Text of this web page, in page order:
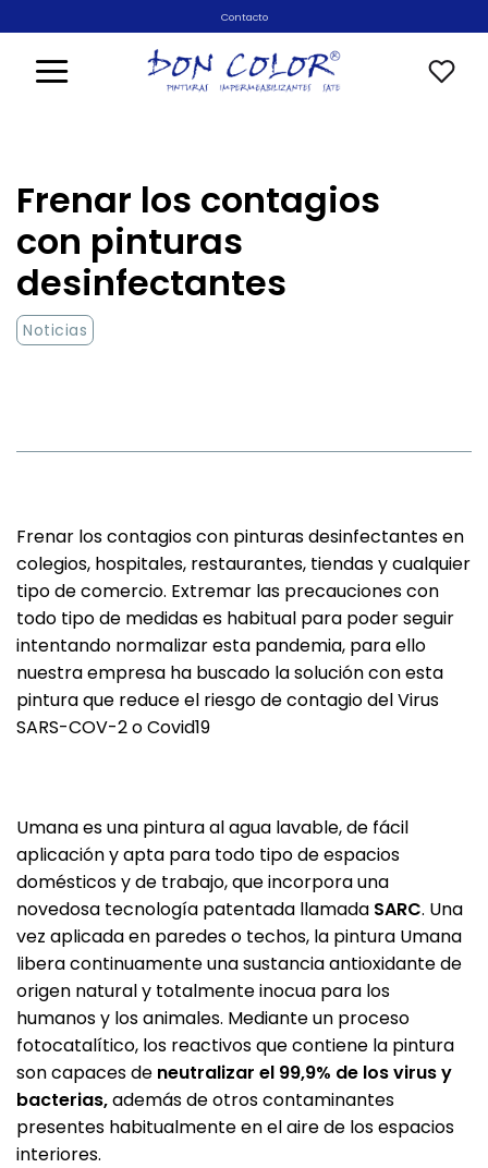
al
contenido
Contacto
Noticias
Frenar los contagios
con pinturas
desinfectantes
Frenar los contagios con pinturas desinfectantes en
colegios, hospitales, restaurantes, tiendas y cualquier
tipo de comercio. Extremar las precauciones con
todo tipo de medidas es habitual para poder seguir
intentando normalizar esta pandemia, para ello
nuestra empresa ha buscado la solución con esta
pintura que reduce el riesgo de contagio del Virus
SARS-COV-2 o Covid19
Umana es una pintura al agua lavable, de fácil
aplicación y apta para todo tipo de espacios
domésticos y de trabajo, que incorpora una
novedosa tecnología patentada llamada SARC. Una
vez aplicada en paredes o techos, la pintura Umana
libera continuamente una sustancia antioxidante de
origen natural y totalmente inocua para los
humanos y los animales. Mediante un proceso
fotocatalítico, los reactivos que contiene la pintura
son capaces de neutralizar el 99,9% de los virus y
bacterias,además de otros contaminantes
presentes habitualmente en el aire de los espacios
interiores.